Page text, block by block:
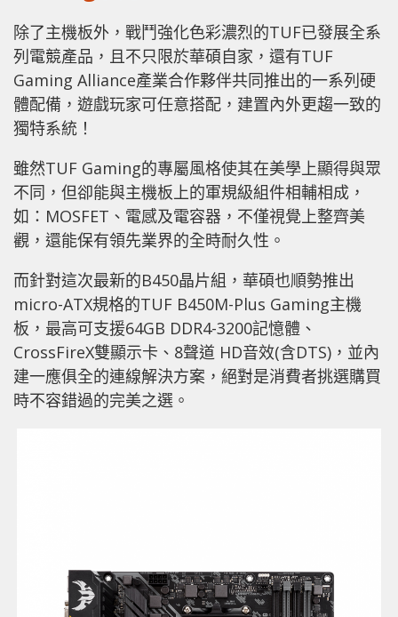
除了主機板外，戰鬥強化色彩濃烈的TUF已發展全系
列電競產品，且不只限於華碩自家，還有TUF
Gaming Alliance產業合作夥伴共同推出的一系列硬
體配備，遊戲玩家可任意搭配，建置內外更趨一致的
獨特系統！
雖然TUF Gaming的專屬風格使其在美學上顯得與眾
不同，但卻能與主機板上的軍規級組件相輔相成，
如：MOSFET、電感及電容器，不僅視覺上整齊美
觀，還能保有領先業界的全時耐久性。
而針對這次最新的B450晶片組，華碩也順勢推出
micro-ATX規格的TUF B450M-Plus Gaming主機
板，最高可支援64GB DDR4-3200記憶體、
CrossFireX雙顯示卡、8聲道 HD音效(含DTS)，並內
建一應俱全的連線解決方案，絕對是消費者挑選購買
時不容錯過的完美之選。